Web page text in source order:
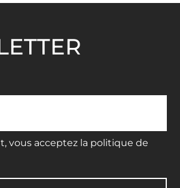
vous acceptez la politique de